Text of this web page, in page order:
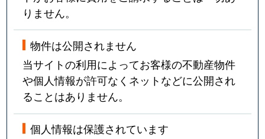
りません。
物件は公開されません
当サイトの利用によってお客様の不動産物件
や個人情報が許可なくネットなどに公開され
ることはありません。
個人情報は保護されています